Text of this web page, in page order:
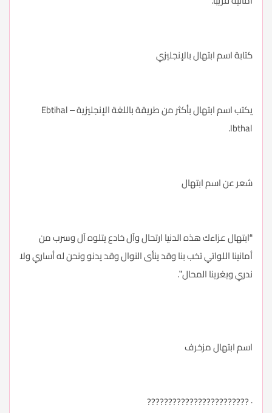
كتابة اسم ابتهال بالإنجليزي
يكتب اسم ابتهال بأكثر من طريقة باللغة الإنجليزية Ebtihal –
Ibthal.
شعر عن اسم ابتهال
“ابتهال عزاءك هذه الدنيا ارتحال وآل خادع يتلوه آل وسرب من
أمانينا اللواتي تخب بنا وقد ينأى النوال وقد يدنو ونحن له أساري ولا
ندري ويغرينا المحال”.
اسم ابتهال مزخرف
· ????????????????????????